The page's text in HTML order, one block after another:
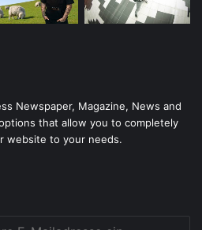
Newspaper, Magazine, News and
that allow you to completely
website to your needs.